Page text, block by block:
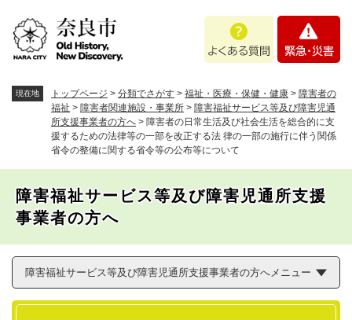
あ
問
・
現在地 トップページ > 分類でさがす > 福祉・医療・保健・健康 > 障害者の
福祉 > 障害者関連施設・事業所 > 障害福祉サービス等及び障害児通
所支援事業者の方へ > 障害者の日常生活及び社会生活を総合的に支
援するための法律等の一部を改正する法 律の一部の施行に伴う関係
省令の整備に関する省令等の公布等について
障害福祉サービス等及び障害児通所支援
事業者の方へ
障害福祉サービス等及び障害児通所支援事業者の方へメニュー
本